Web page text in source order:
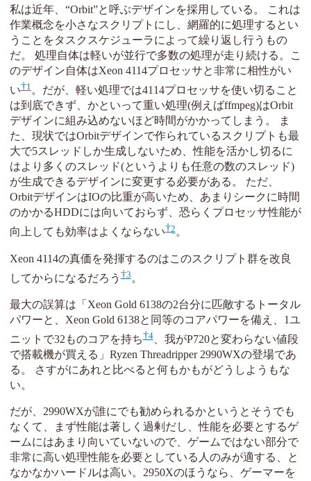
私は近年、“Orbit”と呼ぶデザインを採用している。 これは
作業概念を小さなスクリプトにし、網羅的に処理するとい
うことをタスクスケジューラによって繰り返し行うもの
だ。 処理自体は軽いが並行で多数の処理が走り続ける。こ
のデザイン自体はXeon 4114プロセッサと非常に相性がい
い 1。だが、軽い処理では4114プロセッサを使い切ること
は到底できず、かといって重い処理(例えばffmpeg)はOrbit
デザインに組み込めないほど時間がかかってしまう。 ま
た、現状ではOrbitデザインで作られているスクリプトも最
大で5スレッドしか生成しないため、性能を活かし切るに
はより多くのスレッド(というよりも任意の数のスレッド)
が生成できるデザインに変更する必要がある。 ただ、
OrbitデザインはIOの比重が高いため、あまりシークに時間
のかかるHDDには向いておらず、恐らくプロセッサ性能が
向上しても効率はよくならない 2。
Xeon 4114の真価を発揮するのはこのスクリプト群を改良
してからになるだろう 3。
最大の誤算は「Xeon Gold 6138の2台分に匹敵するトータル
パワーと、Xeon Gold 6138と同等のコアパワーを備え、1ユ
ニットで32ものコアを持ち 4、我がP720と変わらない値段
で搭載機が買える」Ryzen Threadripper 2990WXの登場であ
る。 さすがにあれと比べると何もかもがどうしようもな
い。
だが、2990WXが誰にでも勧められるかというとそうでも
なくて、まず性能は著しく過剰だし、性能を必要とするゲ
ームにはあまり向いていないので、ゲームではない部分で
非常に高い処理性能を必要としている人のみが適する、と
なかなかハードルは高い。2950Xのほうなら、ゲーマーを